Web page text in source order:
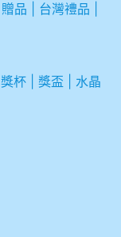
贈品 台灣禮品
獎杯 獎盃
水晶